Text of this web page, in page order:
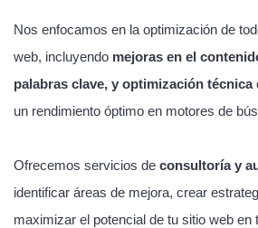
Nos enfocamos en la optimización de
web, incluyendo mejoras en el
palabras clave, y optimización técnica
un rendimiento óptimo en motores de
Ofrecemos servicios de consultoría y
identificar áreas de mejora, crear
maximizar el potencial de tu sitio web en